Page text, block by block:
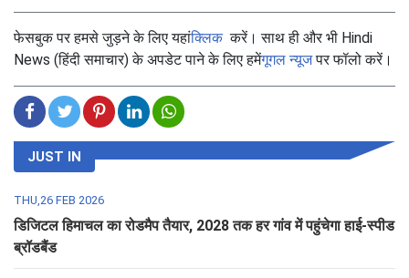
फेसबुक पर हमसे जुड़ने के लिए यहांक्लिककरें। साथ ही और भी Hindi
News (हिंदी समाचार) के अपडेट पाने के लिए हमेंगूगल न्यूजपर फॉलो करें।
JUST IN
THU,26 FEB 2026
डिजिटल हिमाचल का रोडमैप तैयार, 2028 तक हर गांव में पहुंचेगा हाई-स्पीड
ब्रॉडबैंड